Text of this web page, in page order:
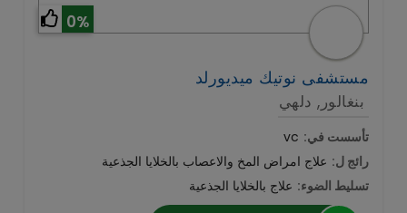
0%
مستشفى نوتيك ميديورلد
بنغالور, دلهي
تأسست في: vc
رائج ل: علاج امراض المخ والاعصاب بالخلايا الجذعية
تسليط الضوء: علاج بالخلايا الجذعية